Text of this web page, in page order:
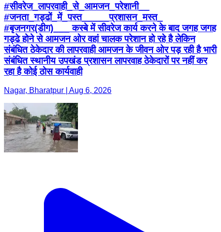
#सीवरेज_लापरवाही_से_आमजन_परेशानी__
#जनता_गड्ढों_में_पस्त_____प्रशासन_मस्त_
#बृजनगर(डीग)___ कस्बे में सीवरेज कार्य करने के बाद जगह जगह
गड्ढे होने से आमजन ओर वहां चालक परेशान हो रहे है लेकिन
संबंधित ठेकेदार की लापरवाही आमजन के जीवन ओर पड़ रही है भारी
संबंधित स्थानीय उपखंड प्रशासन लापरवाह ठेकेदारों पर नहीं कर
रहा है कोई ठोस कार्यवाही
Nagar, Bharatpur | Aug 6, 2026